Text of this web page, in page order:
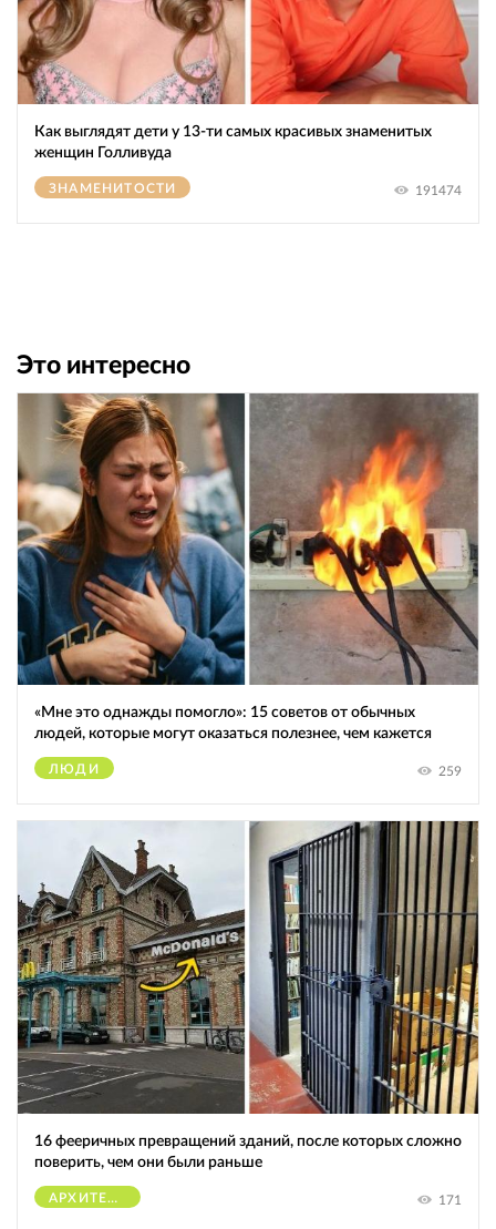
Как выглядят дети у 13-ти самых красивых знаменитых
женщин Голливуда
ЗНАМЕНИТОСТИ 191474
Это интересно
«Мне это однажды помогло»: 15 советов от обычных
людей, которые могут оказаться полезнее, чем кажется
ЛЮДИ 259
16 фееричных превращений зданий, после которых сложно
поверить, чем они были раньше
АРХИТЕКТУРА 171